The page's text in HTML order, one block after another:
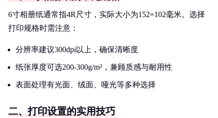
6寸相册纸通常指4R尺寸，实际大小为152×102毫米。选择
打印规格时需注意：
分辨率建议300dpi以上，确保清晰度
纸张厚度可选200-300g/m²，兼顾质感与耐用性
表面处理有光面、绒面、哑光等多种选择
二、打印设置的实用技巧